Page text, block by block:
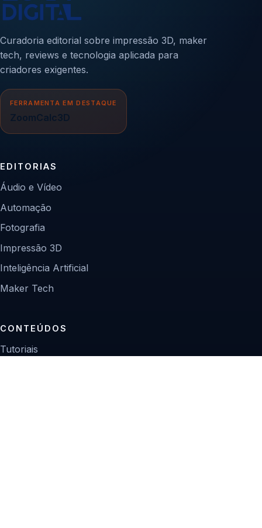
Curadoria editorial sobre impressão 3D, maker
tech, reviews e tecnologia aplicada para
criadores exigentes.
FERRAMENTA EM DESTAQUE
ZoomCalc3D
EDITORIAS
Áudio e Vídeo
Automação
Fotografia
Impressão 3D
Inteligência Artificial
Maker Tech
CONTEÚDOS
Tutoriais